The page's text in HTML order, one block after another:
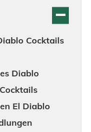
Cocktails
Diablo
El Diablo